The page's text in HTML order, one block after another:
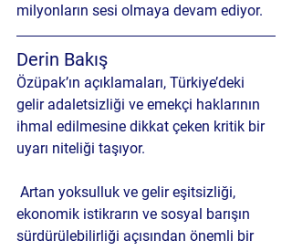
milyonların sesi olmaya devam ediyor.
Derin Bakış
Özüpak’ın açıklamaları, Türkiye’deki
gelir adaletsizliği ve emekçi haklarının
ihmal edilmesine dikkat çeken kritik bir
uyarı niteliği taşıyor.
ekonomik istikrarın ve sosyal barışın
sürdürülebilirliği açısından önemli bir